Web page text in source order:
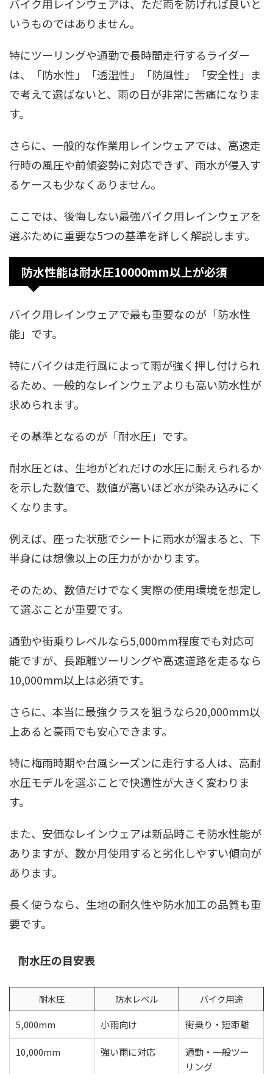
バイク用レインウェアは、ただ雨を防げれば良いと
いうものではありません。
特にツーリングや通勤で長時間走行するライダー
は、「防水性」「透湿性」「防風性」「安全性」ま
で考えて選ばないと、雨の日が非常に苦痛になりま
す。
さらに、一般的な作業用レインウェアでは、高速走
行時の風圧や前傾姿勢に対応できず、雨水が侵入す
るケースも少なくありません。
ここでは、後悔しない最強バイク用レインウェアを
選ぶために重要な5つの基準を詳しく解説します。
防水性能は耐水圧10000mm以上が必須
バイク用レインウェアで最も重要なのが「防水性
能」です。
特にバイクは走行風によって雨が強く押し付けられ
るため、一般的なレインウェアよりも高い防水性が
求められます。
その基準となるのが「耐水圧」です。
耐水圧とは、生地がどれだけの水圧に耐えられるか
を示した数値で、数値が高いほど水が染み込みにく
くなります。
例えば、座った状態でシートに雨水が溜まると、下
半身には想像以上の圧力がかかります。
そのため、数値だけでなく実際の使用環境を想定し
て選ぶことが重要です。
通勤や街乗りレベルなら5,000mm程度でも対応可
能ですが、長距離ツーリングや高速道路を走るなら
10,000mm以上は必須です。
さらに、本当に最強クラスを狙うなら20,000mm以
上あると豪雨でも安心できます。
特に梅雨時期や台風シーズンに走行する人は、高耐
水圧モデルを選ぶことで快適性が大きく変わりま
す。
また、安価なレインウェアは新品時こそ防水性能が
ありますが、数か月使用すると劣化しやすい傾向が
あります。
長く使うなら、生地の耐久性や防水加工の品質も重
要です。
耐水圧の目安表
耐水圧 防水レベル
バイク用途
5,000mm
小雨向け 街乗り・短距離
10,000mm 強い雨に対応
通勤・一般ツー
リング